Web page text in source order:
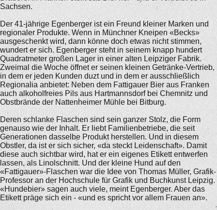
Sachsen.
Der 41-jährige Egenberger ist ein Freund kleiner Marken und
regionaler Produkte. Wenn in Münchner Kneipen «Becks»
ausgeschenkt wird, dann könne doch etwas nicht stimmen,
wundert er sich. Egenberger steht in seinem knapp hundert
Quadratmeter großen Lager in einer alten Leipziger Fabrik.
Zweimal die Woche öffnet er seinen kleinen Getränke-Vertrieb,
in dem er jeden Kunden duzt und in dem er ausschließlich
Regionalia anbietet: Neben dem Fattigauer Bier aus Franken
auch alkoholfreies Pils aus Hartmannsdorf bei Chemnitz und
Obstbrände der Nattenheimer Mühle bei Bitburg.
Deren schlanke Flaschen sind sein ganzer Stolz, die Form
genauso wie der Inhalt. Er liebt Familienbetriebe, die seit
Generationen dasselbe Produkt herstellen. Und in diesem
Obstler, da ist er sich sicher, «da steckt Leidenschaft». Damit
diese auch sichtbar wird, hat er ein eigenes Etikett entwerfen
lassen, als Linolschnitt. Und der kleine Hund auf den
«Fattigauer»-Flaschen war die Idee von Thomas Müller, Grafik-
Professor an der Hochschule für Grafik und Buchkunst Leipzig.
«Hundebier» sagen auch viele, meint Egenberger. Aber das
Etikett präge sich ein - «und es spricht vor allem Frauen an».